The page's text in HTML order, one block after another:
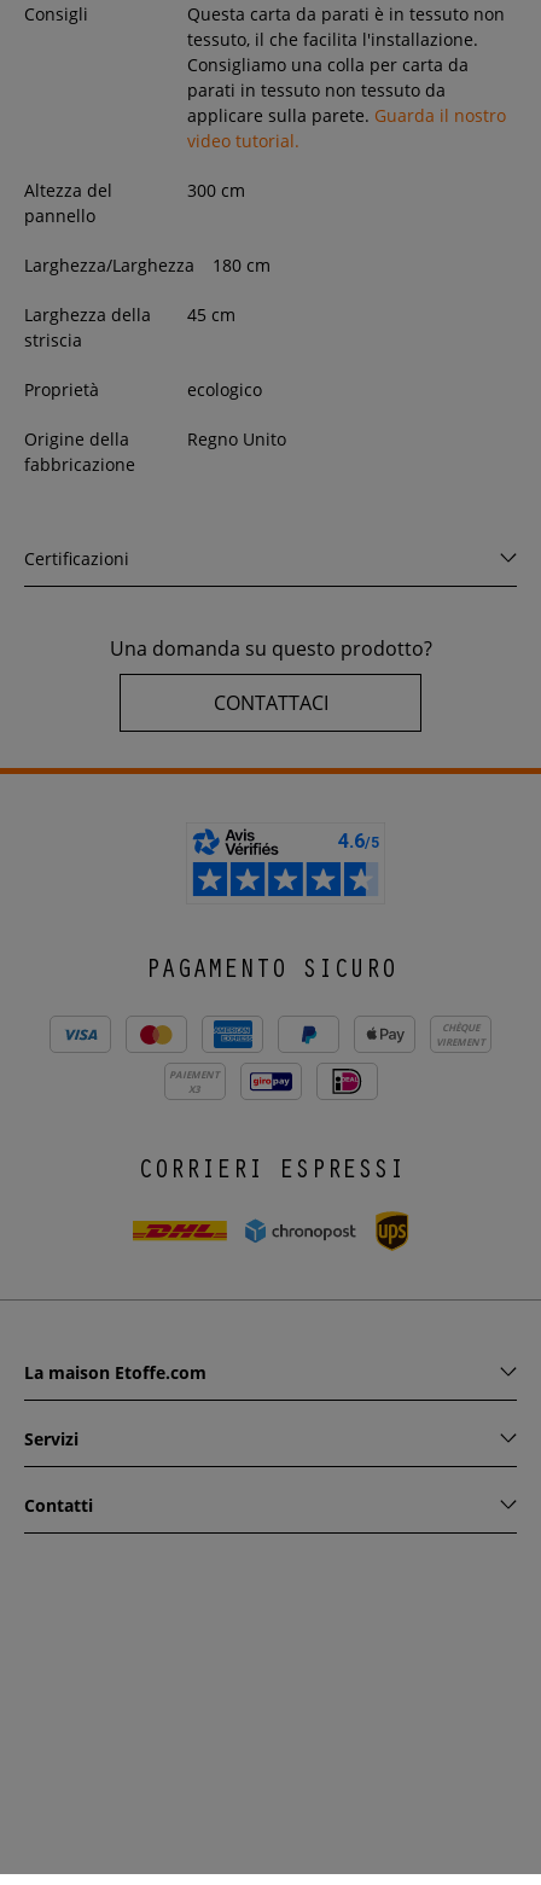
Consigli
Questa carta da parati è in tessuto non
tessuto, il che facilita l'installazione.
Consigliamo una colla per carta da
parati in tessuto non tessuto da
applicare sulla parete. Guarda il nostro
video tutorial.
Altezza del
pannello
300cm
Larghezza/Larghezza 180 cm
Larghezza della
striscia
45 cm
Proprietà ecologico
Origine della
fabbricazione
Regno Unito
Certificazioni
Una domanda su questo prodotto?
CONTATTACI
PAGAMENTO SICURO
CHÈQUE
VIREMENT
PAIEMENT
X3
CORRIERI ESPRESSI
La maison Etoffe.com
Servizi
Contatti